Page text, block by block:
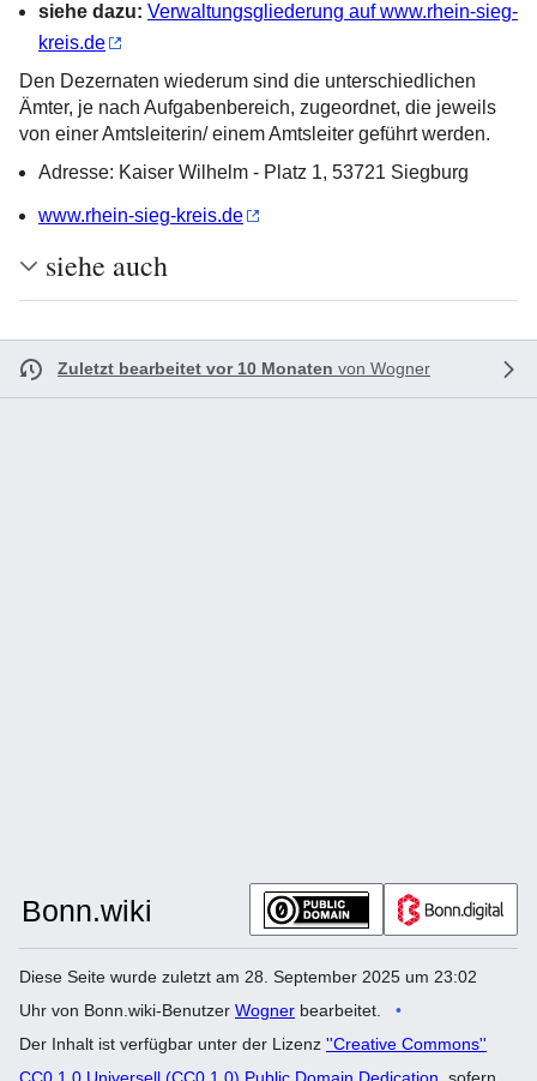
siehe dazu: Verwaltungsgliederung auf www.rhein-sieg-
kreis.de
Den Dezernaten wiederum sind die unterschiedlichen
Ämter, je nach Aufgabenbereich, zugeordnet, die jeweils
von einer Amtsleiterin/ einem Amtsleiter geführt werden.
Adresse: Kaiser Wilhelm - Platz 1, 53721 Siegburg
www.rhein-sieg-kreis.de
siehe auch
Zuletzt bearbeitet vor 10 Monaten von Wogner
Diese Seite wurde zuletzt am 28. September 2025 um 23:02
Uhr von Bonn.wiki-Benutzer Wogner bearbeitet.
Der Inhalt ist verfügbar unter der Lizenz ''Creative Commons''